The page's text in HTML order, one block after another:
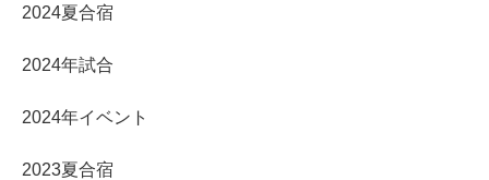
2024夏合宿
2024年試合
2024年イベント
2023夏合宿